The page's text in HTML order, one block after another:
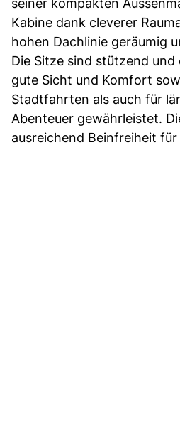
seiner kompakten
Kabine dank cleverer
hohen Dachlinie geräumig
Die Sitze sind stützend
gute Sicht und Komfort
Stadtfahrten als auch für
Abenteuer gewährleistet.
ausreichend Beinfreiheit für